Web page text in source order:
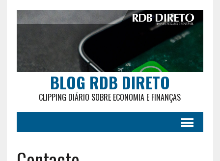
BLOG RDB DIRETO
CLIPPING DIÁRIO SOBRE ECONOMIA E FINANÇAS